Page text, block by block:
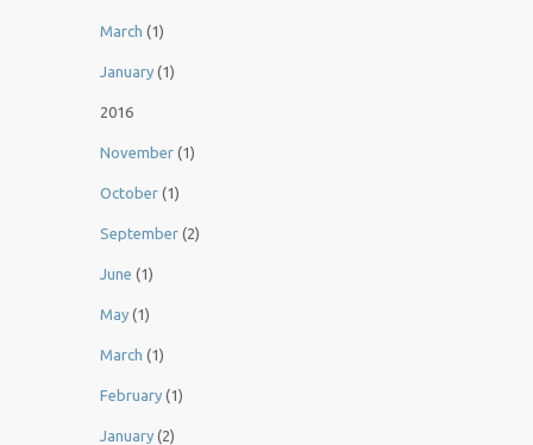
March (1)
January (1)
2016
November (1)
October (1)
September (2)
June (1)
May (1)
March (1)
February (1)
January (2)